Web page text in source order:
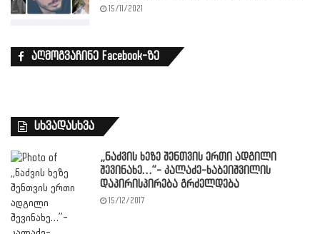
15/11/2021
აღმოგვაჩინე Facebook-ზე
სხვადასხვა
„ნაძვის ხეზე შენთვის ერთი ადგილი
შევინახე…”- კალაძე-ხაბეიშვილის
დაპირისპირება გრძელდება
15/12/2017